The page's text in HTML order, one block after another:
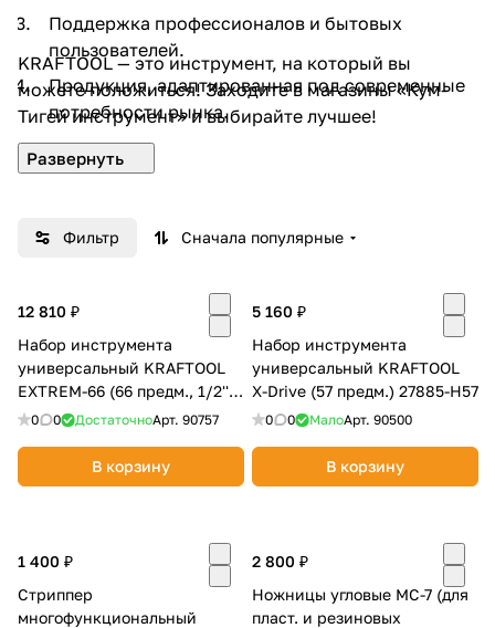
Поддержка профессионалов и бытовых
пользователей.
Продукция, адаптированная под современные
потребности рынка.
KRAFTOOL — это инструмент, на который вы
можете положиться! Заходите в магазины «Кум-
Тигей инструмент» и выбирайте лучшее!
Фильтр Сначала популярные
12 810 ₽
Набор инструмента
универсальный KRAFTOOL
EXTREM-66 (66 предм., 1/2'' +
1/4'') 27976-H66
0 0 ДостаточноАрт. 90757
В корзину
5 160 ₽
Набор инструмента
универсальный KRAFTOOL
X-Drive (57 предм.) 27885-H57
0 0 МалоАрт. 90500
В корзину
1 400 ₽
Стриппер
многофункциональный
2 800 ₽
Ножницы угловые МС-7 (для
пласт. и резиновых